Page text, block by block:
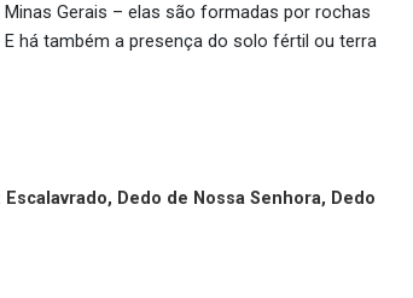
Gerais – elas são formadas por rochas
há também a presença do solo fértil ou terra
Dedo de Nossa Senhora, Dedo